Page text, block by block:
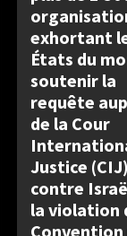
exhortant
États du
soutenir la
requête
de la Cour
Justice (CIJ)
contre
la violation